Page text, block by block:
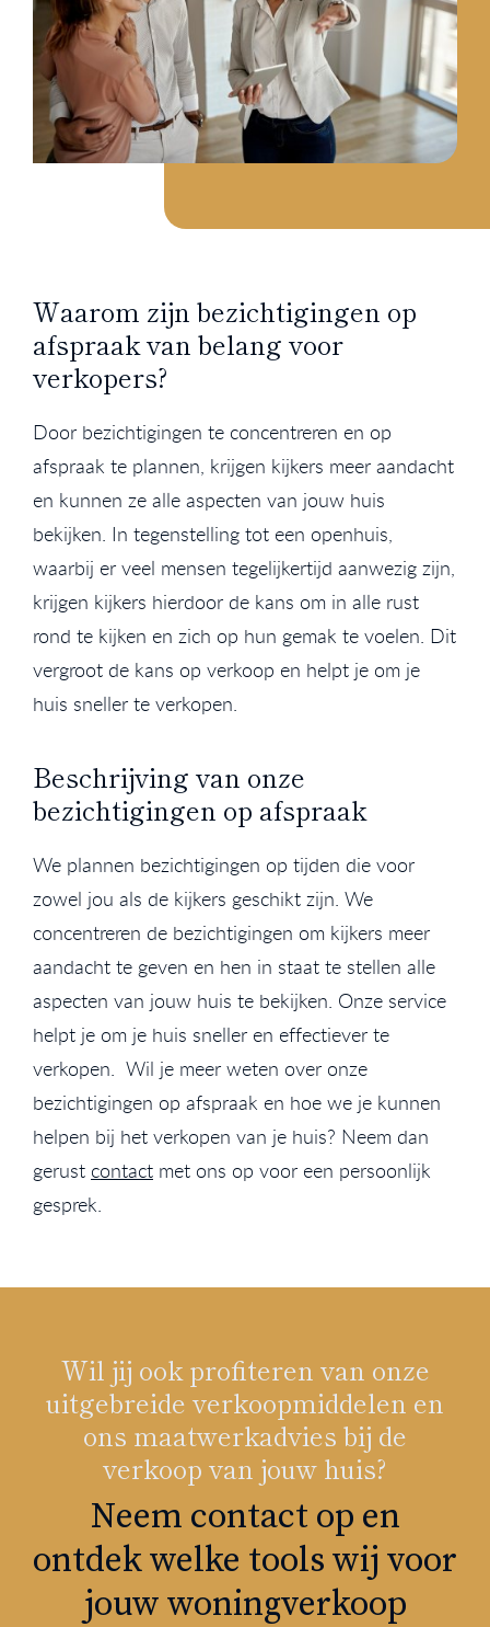
Waarom zijn bezichtigingen op
afspraak van belang voor
verkopers?
Door bezichtigingen te concentreren en op
afspraak te plannen, krijgen kijkers meer aandacht
en kunnen ze alle aspecten van jouw huis
bekijken. In tegenstelling tot een openhuis,
waarbij er veel mensen tegelijkertijd aanwezig zijn,
krijgen kijkers hierdoor de kans om in alle rust
rond te kijken en zich op hun gemak te voelen. Dit
vergroot de kans op verkoop en helpt je om je
huis sneller te verkopen.
Beschrijving van onze
bezichtigingen op afspraak
We plannen bezichtigingen op tijden die voor
zowel jou als de kijkers geschikt zijn. We
concentreren de bezichtigingen om kijkers meer
aandacht te geven en hen in staat te stellen alle
aspecten van jouw huis te bekijken. Onze service
helpt je om je huis sneller en effectiever te
verkopen. Wil je meer weten over onze
bezichtigingen op afspraak en hoe we je kunnen
helpen bij het verkopen van je huis? Neem dan
gerust contact met ons op voor een persoonlijk
gesprek.
Wil jij ook profiteren van onze
uitgebreide verkoopmiddelen en
ons maatwerkadvies bij de
verkoop van jouw huis?
Neem contact op en
ontdek welke tools wij voor
jouw woningverkoop